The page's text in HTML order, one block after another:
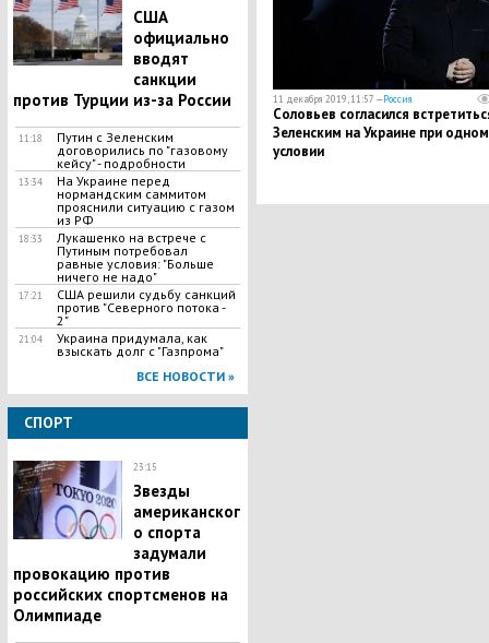
​США
официально
вводят
санкции
против Турции из-за России
11:18
​Путин с Зеленским
договорились по "газовому
кейсу" - подробности
13:34
На Украине перед
нормандским саммитом
прояснили ситуацию с газом
из РФ
18:33
Лукашенко на встрече с
Путиным потребовал
равные условия: "Больше
ничего не надо"
17:21
США решили судьбу санкций
против "Северного потока -
2"
21:04
Украина придумала, как
взыскать долг с "Газпрома"
ВСЕ НОВОСТИ »
СПОРТ
23:15
Звезды
американског
о спорта
задумали
провокацию против
российских спортсменов на
Олимпиаде
11 декабря 2019, 11:57 —Россия
Соловьев согласился
Зеленским на Украине при одном
условии